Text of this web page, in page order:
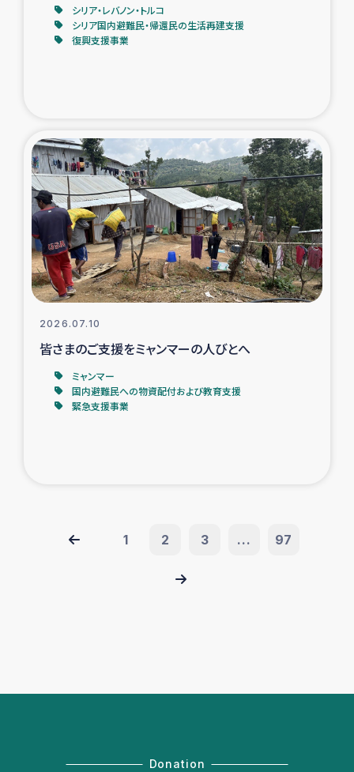
シリア・レバノン・トルコ
シリア国内避難民・帰還民の生活再建支援
復興支援事業
2026.07.10
皆さまのご支援をミャンマーの人びとへ
ミャンマー
国内避難民への物資配付および教育支援
緊急支援事業
1 2 3 ... 97
Donation